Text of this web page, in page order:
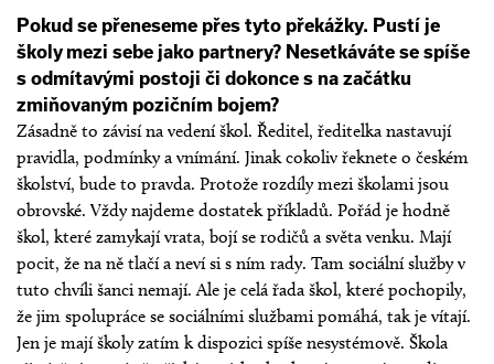
Pokud se přeneseme přes tyto překážky. Pustí je
školy mezi sebe jako partnery? Nesetkáváte se spíše
s odmítavými postoji či dokonce s na začátku
zmiňovaným pozičním bojem?
Zásadně to závisí na vedení škol. Ředitel, ředitelka nastavují
pravidla, podmínky a vnímání. Jinak cokoliv řeknete o českém
školství, bude to pravda. Protože rozdíly mezi školami jsou
obrovské. Vždy najdeme dostatek příkladů. Pořád je hodně
škol, které zamykají vrata, bojí se rodičů a světa venku. Mají
pocit, že na ně tlačí a neví si s ním rady. Tam sociální služby v
tuto chvíli šanci nemají. Ale je celá řada škol, které pochopily,
že jim spolupráce se sociálními službami pomáhá, tak je vítají.
Jen je mají školy zatím k dispozici spíše nesystémově. Škola